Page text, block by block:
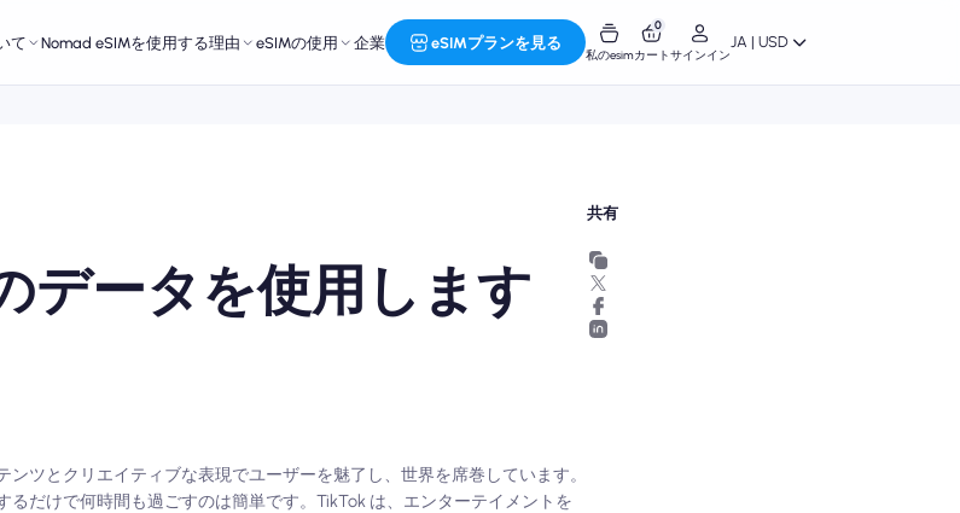
て Nomad eSIMを使用する理由 eSIMの使用 企業 eSIMプランを見る
私のesim
0
カートサインイン
JA | USD
データを使用します
ツとクリエイティブな表現でユーザーを魅了し、世界を席巻しています。
だけで何時間も過ごすのは簡単です。TikTok は、エンターテイメントを
共有